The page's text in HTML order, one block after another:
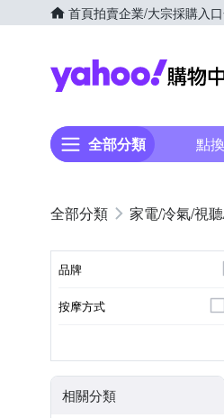
首頁拍賣企業/大宗採購入口
全部分類 點
家電/冷氣/視
品牌
按摩方式
相關分類